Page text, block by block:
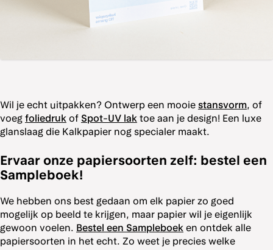
Wil je echt uitpakken? Ontwerp een mooie stansvorm, of
voeg foliedruk of Spot-UV lak toe aan je design! Een luxe
glanslaag die Kalkpapier nog specialer maakt.
Ervaar onze papiersoorten zelf: bestel een
Sampleboek!
We hebben ons best gedaan om elk papier zo goed
mogelijk op beeld te krijgen, maar papier wil je eigenlijk
gewoon voelen. Bestel een Sampleboek en ontdek alle
papiersoorten in het echt. Zo weet je precies welke